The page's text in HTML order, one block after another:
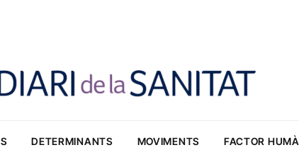
DETERMINANTS MOVIMENTS FACTOR HUMÀ